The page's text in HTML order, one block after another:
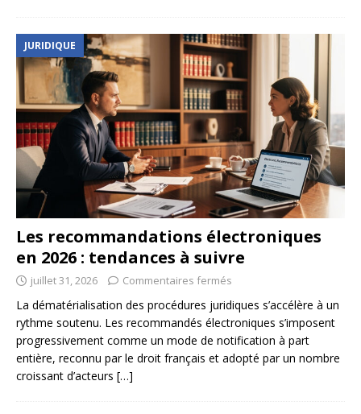
JURIDIQUE
Les recommandations électroniques
en 2026 : tendances à suivre
juillet 31, 2026 Commentaires fermés
La dématérialisation des procédures juridiques s’accélère à un
rythme soutenu. Les recommandés électroniques s’imposent
progressivement comme un mode de notification à part
entière, reconnu par le droit français et adopté par un nombre
croissant d’acteurs […]